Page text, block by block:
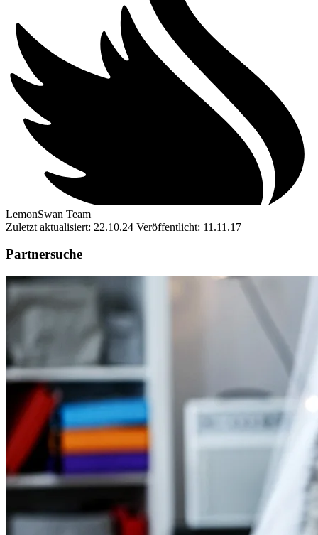
LemonSwan Team
Zuletzt aktualisiert: 22.10.24 Veröffentlicht: 11.11.17
Partnersuche